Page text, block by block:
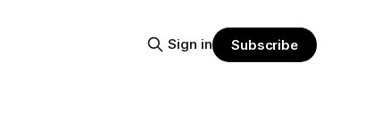
Sign in Subscribe